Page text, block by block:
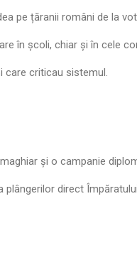
pe țăranii români de la
în școli, chiar și în cele
care criticau sistemul.
și o campanie
plângerilor direct